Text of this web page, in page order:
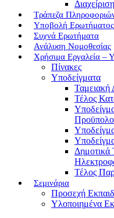
Τράπεζα
Υποβολή
Συχνά Ερωτήματα
Ανάλυση Νομοθεσίας
Χρήσιμα Εργαλεία –
Πίνακες
Υποδείγματα
Ταμειακή
Τέλος
Δημοτικά
Τέλος
Σεμινάρια
Προσεχή
Υλοποιημένα